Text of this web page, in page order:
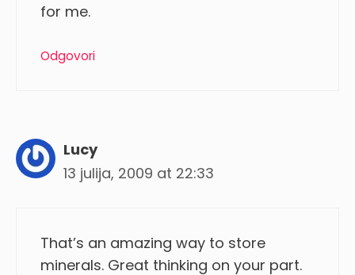
for me.
Odgovori
Lucy
13 julija, 2009 at 22:33
That’s an amazing way to store
minerals. Great thinking on your part.